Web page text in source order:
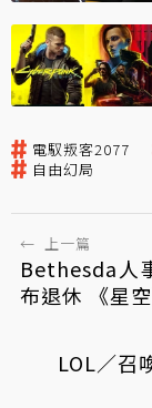
電馭叛客2077
自由幻局
← 上一篇
Bethesda人
布退休 《星
LOL／召